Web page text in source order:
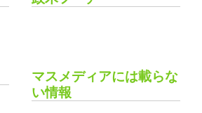
マスメディアには載らな
い情報